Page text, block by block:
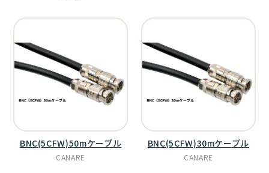
BNC(5CFW)50mケーブル
CANARE
BNC(5CFW)30mケーブル
CANARE